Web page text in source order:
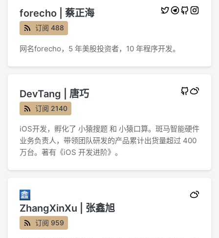
forecho | 蔡正海
订阅 488
网名forecho，5 年美股投资者，10 年程序开发。
DevTang | 唐巧
订阅 2140
iOS开发，孵化了 小猿搜题 和 小猿口算。斑马智能硬件
业务负责人，带领团队研发的产品累计出货量超过 400
万台。著有《iOS 开发进阶》。
ZhangXinXu | 张鑫旭
订阅 959